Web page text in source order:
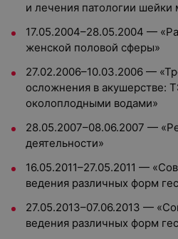
и лечения патологии шейки
17.05.2004–28.05.2004 —
женской половой сферы»
27.02.2006–10.03.2006 —
осложнения в акушерстве:
околоплодными водами»
28.05.2007–08.06.2007 —
деятельности»
16.05.2011–27.05.2011 —
ведения различных форм
27.05.2013–07.06.2013 —
ведения различных форм